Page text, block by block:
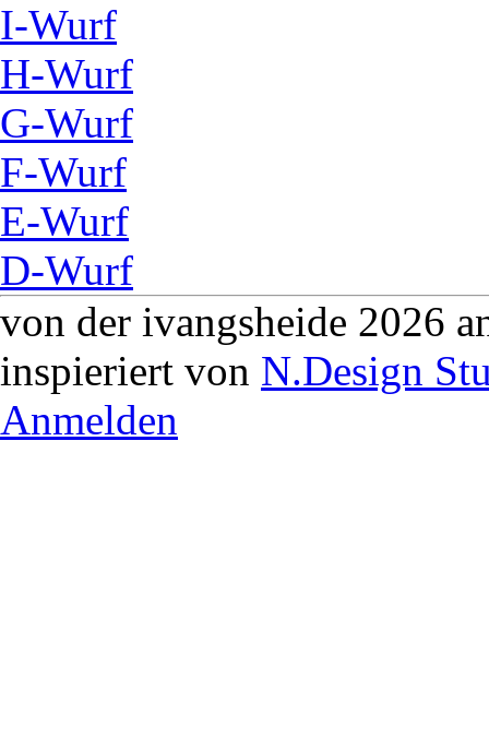
I-Wurf
H-Wurf
G-Wurf
F-Wurf
E-Wurf
D-Wurf
von der ivangsheide 2026
inspieriert von N.Design
Anmelden